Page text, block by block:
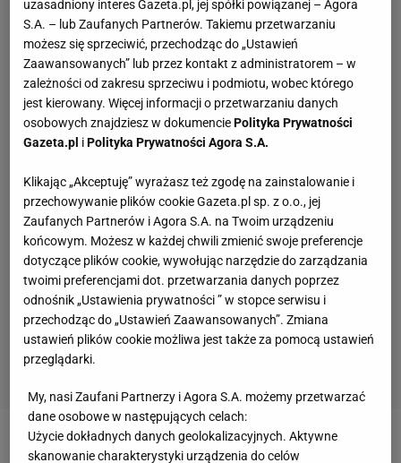
Zobacz wideoByła numer 1 uważa, że Iga Świątek
uzasadniony interes Gazeta.pl, jej spółki powiązanej – Agora
S.A. – lub Zaufanych Partnerów. Takiemu przetwarzaniu
możesz się sprzeciwić, przechodząc do „Ustawień
Zaawansowanych” lub przez kontakt z administratorem – w
zależności od zakresu sprzeciwu i podmiotu, wobec którego
jest kierowany. Więcej informacji o przetwarzaniu danych
osobowych znajdziesz w dokumenciePolityka Prywatności
Gazeta.pl iPolityka Prywatności Agora S.A.
Klikając „Akceptuję” wyrażasz też zgodę na zainstalowanie i
przechowywanie plików cookie Gazeta.pl sp. z o.o., jej
Zaufanych Partnerów i Agora S.A. na Twoim urządzeniu
końcowym. Możesz w każdej chwili zmienić swoje preferencje
dotyczące plików cookie, wywołując narzędzie do zarządzania
twoimi preferencjami dot. przetwarzania danych poprzez
odnośnik „Ustawienia prywatności ” w stopce serwisu i
przechodząc do „Ustawień Zaawansowanych”. Zmiana
ustawień plików cookie możliwa jest także za pomocą ustawień
przeglądarki.
My, nasi Zaufani Partnerzy i Agora S.A. możemy przetwarzać
dane osobowe w następujących celach:
Użycie dokładnych danych geolokalizacyjnych. Aktywne
skanowanie charakterystyki urządzenia do celów